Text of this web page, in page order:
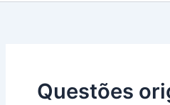
Questões